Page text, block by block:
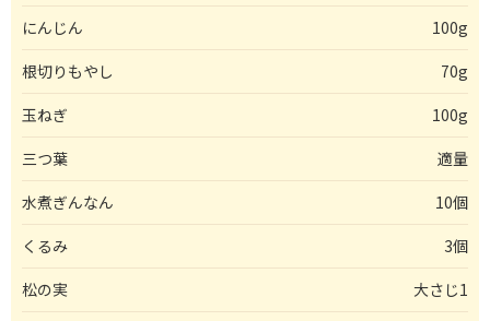
にんじん
100g
根切りもやし
70g
玉ねぎ
100g
三つ葉
適量
水煮ぎんなん
10個
くるみ
3個
松の実
大さじ1